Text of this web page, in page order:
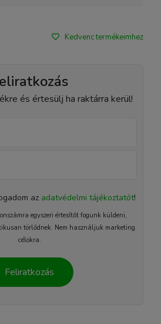
Kedvenc termékeimhez
és értesülj ha raktárra kerül!
az adatvédelmi tájékoztatót!
egyszeri értesítőt fogunk küldeni,
törlődnek. Nem használjuk marketing
célokra.
Feliratkozás